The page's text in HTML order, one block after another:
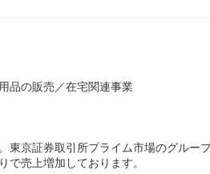
品の販売／在宅関連事業
東京証券取引所プライム市場のグルー
で売上増加しております。